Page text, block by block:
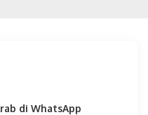
di WhatsApp